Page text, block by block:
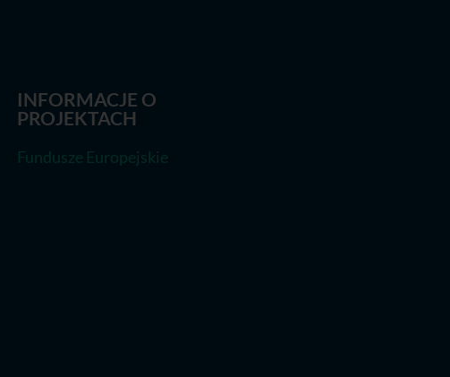
INFORMACJE O
PROJEKTACH
Fundusze Europejskie